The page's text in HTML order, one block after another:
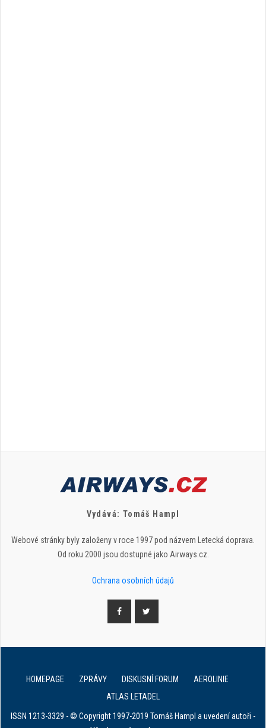
Vydává: Tomáš Hampl
Webové stránky byly založeny v roce 1997 pod názvem Letecká doprava.
Od roku 2000 jsou dostupné jako Airways.cz.
Ochrana osobních údajů
HOMEPAGE ZPRÁVY DISKUSNÍ FORUM
AEROLINIE
ATLAS LETADEL
ISSN 1213-3329 - © Copyright 1997-2019 Tomáš Hampl a uvedení autoři -